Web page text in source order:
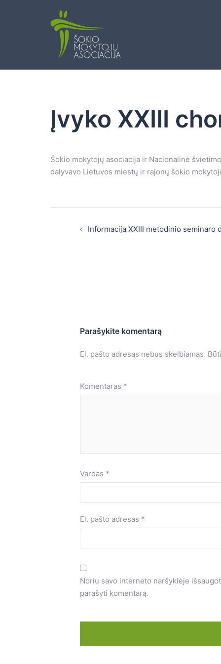
Įvyko XXIII
Šokio mokytojų asociacija ir Nacionalinė
dalyvavo Lietuvos miestų ir rajonų šokio
navigationInformacija XXIII metodinio seminaro
Parašykite komentarą
El. pašto adresas nebus skelbiamas.
Komentaras *
Vardas *
El. pašto adresas *
Noriu savo interneto naršyklėje
parašyti komentarą.